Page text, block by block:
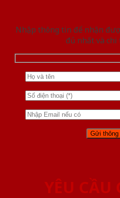
Nhập thông tin để nhận
đủ nhất và
YÊU CẦU